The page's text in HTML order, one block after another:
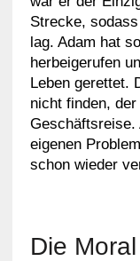
Strecke,
lag. Adam hat
herbeigerufen
Leben gerettet.
nicht finden,
Geschäftsreise.
eigenen
schon wieder
Die